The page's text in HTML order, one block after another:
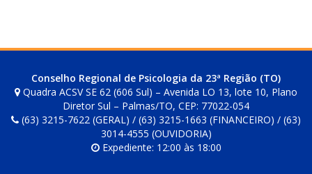
r
l
Conselho Regional de Psicologia da 23ª Região (TO)
Quadra ACSV SE 62 (606 Sul) – Avenida LO 13, lote 10, Plano
Diretor Sul – Palmas/TO, CEP: 77022-054
(63) 3215-7622 (GERAL) / (63) 3215-1663 (FINANCEIRO) / (63)
3014-4555 (OUVIDORIA)
Expediente: 12:00 às 18:00